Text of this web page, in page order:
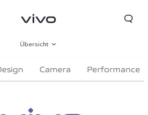
Übersicht
Galerie
Camera Performance